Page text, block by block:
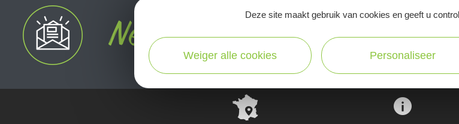
inspirer pour profiter
Deze site maakt gebruik van cookies en geeft u
Weiger alle cookies Personaliseer